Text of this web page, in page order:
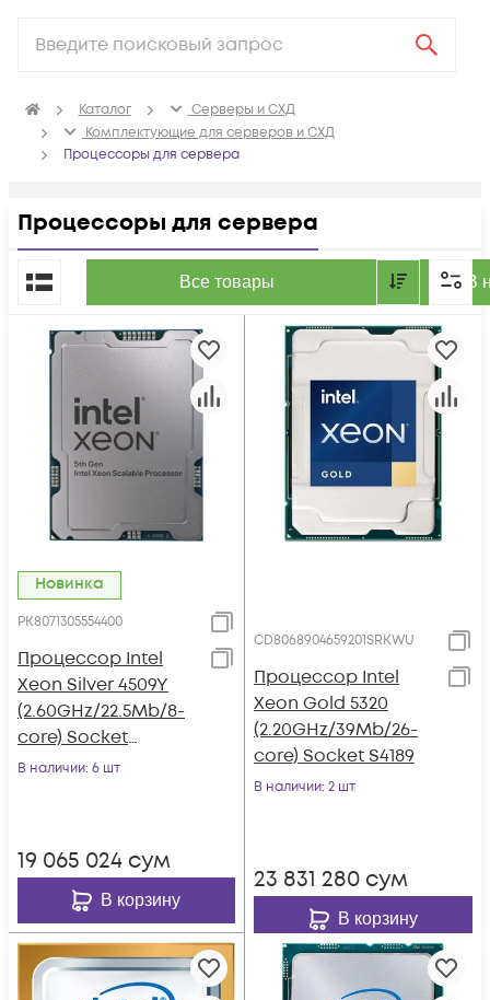
Каталог
Серверы и СХД
Комплектующие для серверов и СХД
Процессоры для сервера
Процессоры для сервера
Все товары В
По популярности
Новинка
PK8071305554400
Процессор Intel
Xeon Silver 4509Y
(2.60GHz/22.5Mb/8-
core) Socket
LGA4677
В наличии: 6 шт
19 065 024 сум
В корзину
CD8068904659201SRKWU
Процессор Intel
Xeon Gold 5320
(2.20GHz/39Mb/26-
core) Socket S4189
В наличии: 2 шт
23 831 280 сум
В корзину